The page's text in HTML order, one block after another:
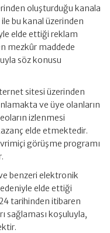
oluşturduğu kanala
bu kanal üzerinden
elde ettiği reklam
mezkûr maddede
söz konusu
sitesi üzerinden
ve üye olanların
izlenmesi
elde etmektedir.
görüşme programı
benzeri elektronik
elde ettiği
tarihinden itibaren
sağlaması koşuluyla,